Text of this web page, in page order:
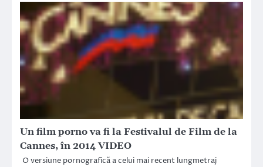
Un film porno va fi la Festivalul de Film de la
Cannes, în 2014 VIDEO
O versiune pornografică a celui mai recent lungmetraj